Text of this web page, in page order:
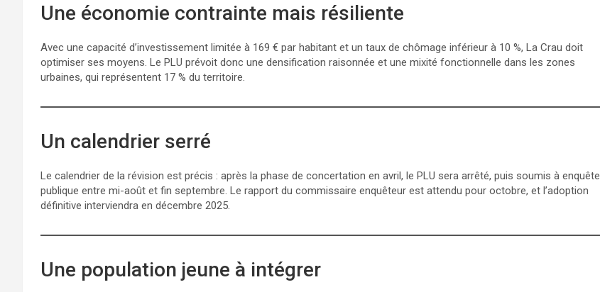
Une économie contrainte mais résiliente
Avec une capacité d’investissement limitée à 169 € par habitant et un taux de chômage inférieur à 10 %, La Crau doit
optimiser ses moyens. Le PLU prévoit donc une densification raisonnée et une mixité fonctionnelle dans les zones
urbaines, qui représentent 17 % du territoire.
Un calendrier serré
Le calendrier de la révision est précis : après la phase de concertation en avril, le PLU sera arrêté, puis soumis à enquête
publique entre mi-août et fin septembre. Le rapport du commissaire enquêteur est attendu pour octobre, et l’adoption
définitive interviendra en décembre 2025.
Une population jeune à intégrer